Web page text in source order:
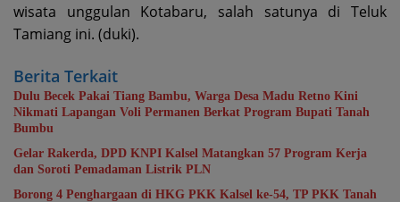
wisata unggulan Kotabaru, salah satunya di Teluk
Tamiang ini. (duki).
Berita Terkait
Dulu Becek Pakai Tiang Bambu, Warga Desa Madu Retno Kini
Nikmati Lapangan Voli Permanen Berkat Program Bupati Tanah
Bumbu
Gelar Rakerda, DPD KNPI Kalsel Matangkan 57 Program Kerja
dan Soroti Pemadaman Listrik PLN
Borong 4 Penghargaan di HKG PKK Kalsel ke-54, TP PKK Tanah